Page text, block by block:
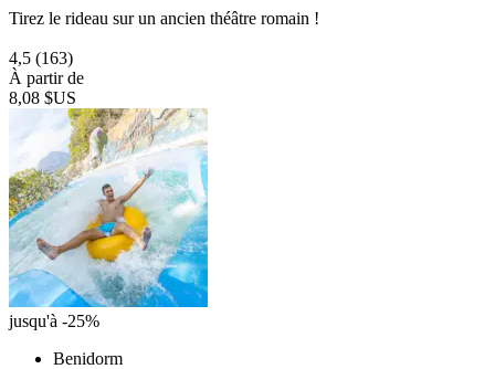
Tirez le rideau sur un ancien théâtre romain !
4,5 (163)
À partir de
8,08 $US
jusqu'à -25%
Benidorm